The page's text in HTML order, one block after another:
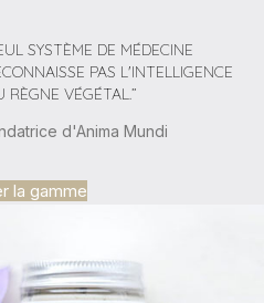
SYSTÈME DE MÉDECINE
PAS L'INTELLIGENCE
RÈGNE VÉGÉTAL.”
d'Anima Mundi
la gamme